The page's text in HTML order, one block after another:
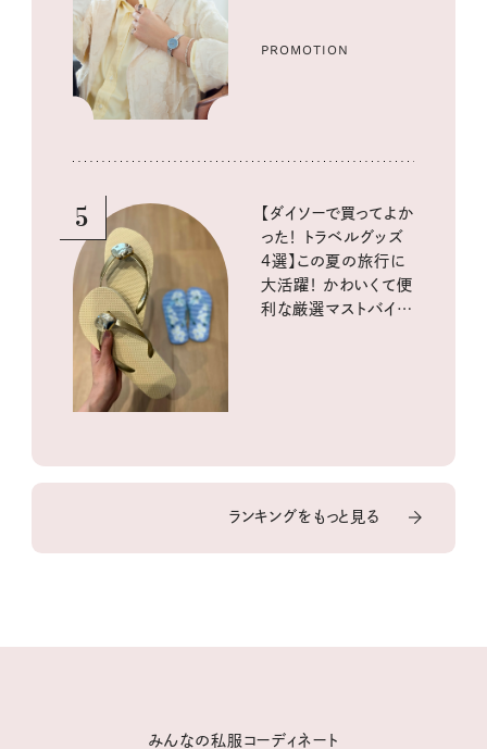
PROMOTION
5
【ダイソーで買ってよか
った！ トラベルグッズ
4選】この夏の旅行に
大活躍！ かわいくて便
利な厳選マストバイア
ランキングをもっと見る
みんなの私服コーディネート